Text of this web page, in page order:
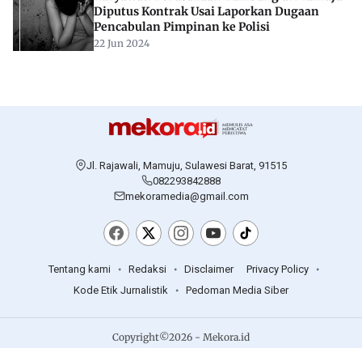
Kedatangan SDK-JSM Disambut Ribuan
Pendukung di Bandara Tampa Padang
Mamuju
08 Jan 2024
Peringati HPN, Kadis Kominfo Sulbar : Pers
Benteng Hadapi Gempuran AI
09 Feb 2026
HUKUM
Penyidikan, Kerugian Negara Capai Rp 500
Juta
Karyawati Perusahaan Tambang di Mamuju